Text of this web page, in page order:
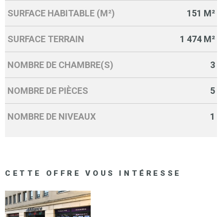
SURFACE HABITABLE (M²) 151 M²
SURFACE TERRAIN 1 474 M²
NOMBRE DE CHAMBRE(S) 3
NOMBRE DE PIÈCES 5
NOMBRE DE NIVEAUX 1
CETTE OFFRE VOUS INTÉRESSE